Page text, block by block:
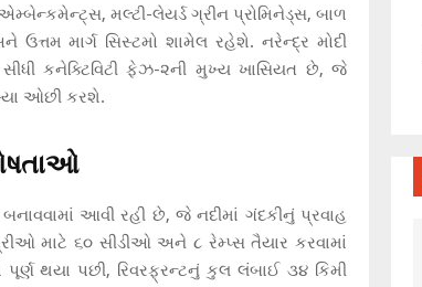
મલ્ટી-લેયર્ડ ગ્રીન પ્રોમિનેડ્સ, બાળ
માર્ગ સિસ્ટમો શામેલ રહેશે. નરેન્દ્ર મોદી
કનેક્ટિવિટી ફેઝ-૨ની મુખ્ય ખાસિયત છે, જે
ઓછી કરશે.
આવી રહી છે, જે નદીમાં ગંદકીનું પ્રવાહ
માટે ૬૦ સીડીઓ અને ૮ રેમ્પ્સ તૈયાર કરવામાં
થયા પછી, રિવરફ્રન્ટનું કુલ લંબાઈ ૩૪ કિમી